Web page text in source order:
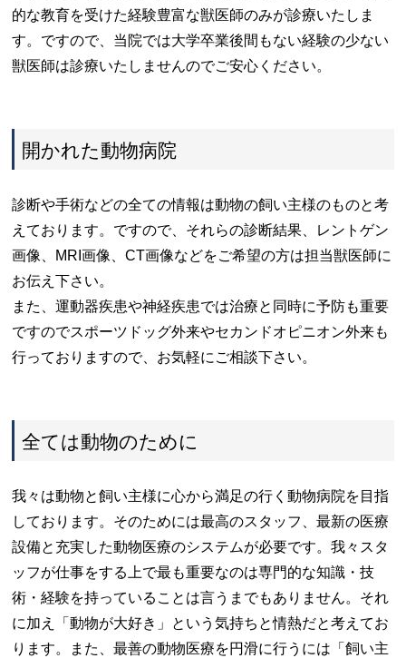
的な教育を受けた経験豊富な獣医師のみが診療いたしま
す。ですので、当院では大学卒業後間もない経験の少ない
獣医師は診療いたしませんのでご安心ください。
開かれた動物病院
診断や手術などの全ての情報は動物の飼い主様のものと考
えております。ですので、それらの診断結果、レントゲン
画像、MRI画像、CT画像などをご希望の方は担当獣医師に
お伝え下さい。
また、運動器疾患や神経疾患では治療と同時に予防も重要
ですのでスポーツドッグ外来やセカンドオピニオン外来も
行っておりますので、お気軽にご相談下さい。
全ては動物のために
我々は動物と飼い主様に心から満足の行く動物病院を目指
しております。そのためには最高のスタッフ、最新の医療
設備と充実した動物医療のシステムが必要です。我々スタ
ッフが仕事をする上で最も重要なのは専門的な知識・技
術・経験を持っていることは言うまでもありません。それ
に加え「動物が大好き」という気持ちと情熱だと考えてお
ります。また、最善の動物医療を円滑に行うには「飼い主